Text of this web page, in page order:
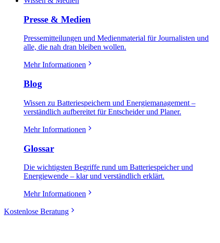
Presse & Medien
Pressemitteilungen und Medienmaterial für Journalisten und
alle, die nah dran bleiben wollen.
Mehr Informationen
Blog
Wissen zu Batteriespeichern und Energiemanagement –
verständlich aufbereitet für Entscheider und Planer.
Mehr Informationen
Glossar
Die wichtigsten Begriffe rund um Batteriespeicher und
Energiewende – klar und verständlich erklärt.
Mehr Informationen
Kostenlose Beratung